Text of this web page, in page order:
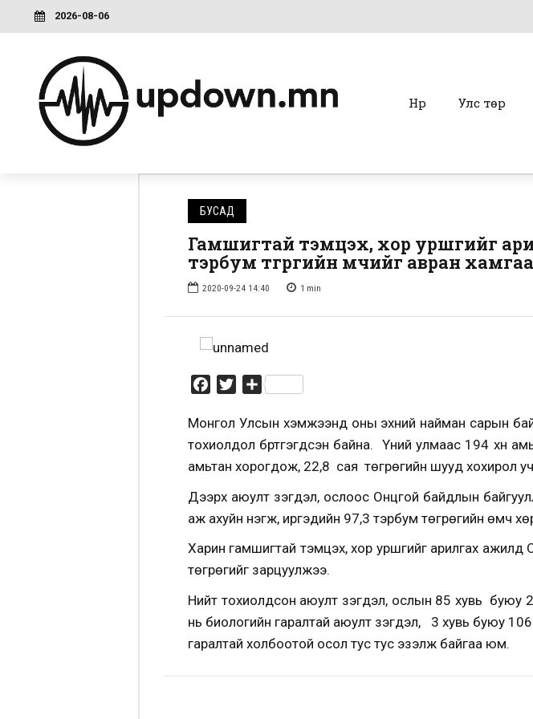
2026-08-06
Нүүр Улс төр
БУСАД
Гамшигтай тэмцэх, хор уршгийг
тэрбум төгрөгийн өмчийг авран
2020-09-24 14:40 1 min
Facebook
TwitterShare
Монгол Улсын хэмжээнд оны эхний найман сарын
тохиолдол бүртгэгдсэн байна. Үүний улмаас 194 хүн
амьтан хорогдож, 22,8 сая төгрөгийн шууд хохирол
Дээрх аюулт үзэгдэл, ослоос Онцгой байдлын
аж ахуйн нэгж, иргэдийн 97,3 тэрбум төгрөгийн өмч
Харин гамшигтай тэмцэх, хор уршгийг арилгах
төгрөгийг зарцуулжээ.
Нийт тохиолдсон аюулт үзэгдэл, ослын 85 хувь буюу
нь биологийн гаралтай аюулт үзэгдэл, 3 хувь буюу
гаралтай холбоотой осол тус тус эзэлж байгаа юм.